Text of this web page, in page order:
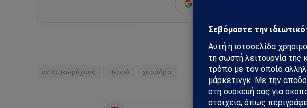
ανθρακωρύχους Περού χαράδρα